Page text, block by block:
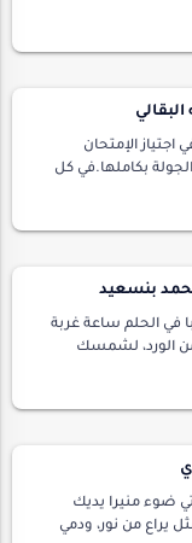
الوعي .. كل
الإمتحان
الكتابي في انتظار أن يخسر الجولة بكاملها.في كل
محمد بنسعيد
في الحلم ساعة غربة
من الورد، لشمسك
وقت يتكمش بي…
ضوء منيرا يديك
يراع من نور، ودمي